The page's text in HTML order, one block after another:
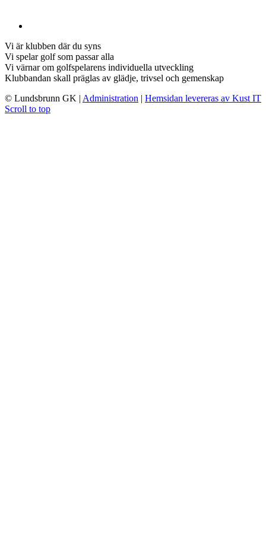
Vi är klubben där du syns
Vi spelar golf som passar alla
Vi värnar om golfspelarens individuella utveckling
Klubbandan skall präglas av glädje, trivsel och gemenskap
© Lundsbrunn GK | Administration | Hemsidan levereras av Kust IT
Scroll to top